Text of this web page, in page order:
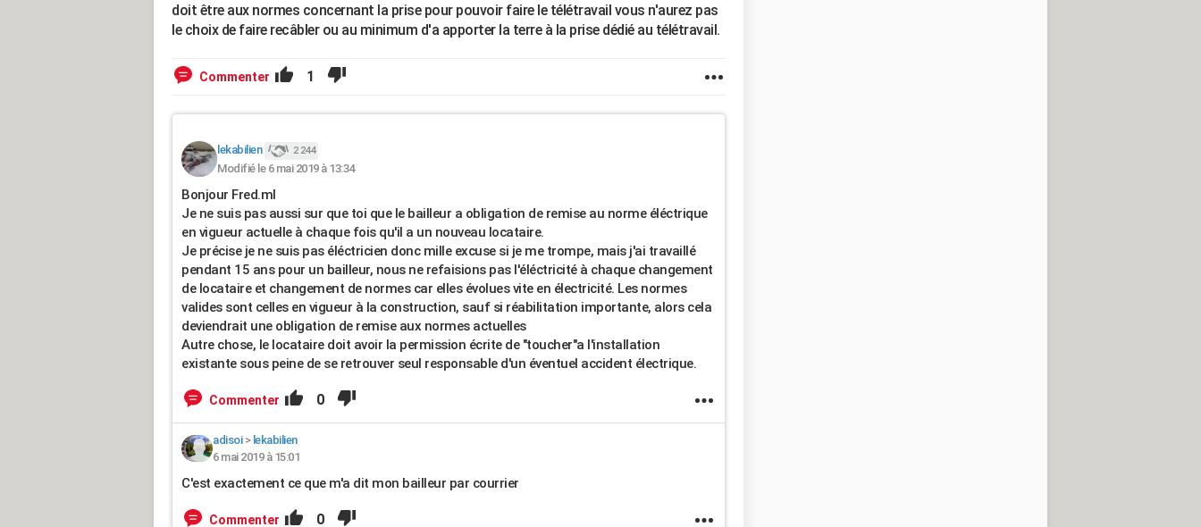
doit être aux normes concernant la prise pour pouvoir faire le télétravail vous n'aurez pas
le choix de faire recâbler ou au minimum d'a apporter la terre à la prise dédié au télétravail.
Commenter 1
lekabilien 2 244
Modifié le 6 mai 2019 à 13:34
Bonjour Fred.ml
Je ne suis pas aussi sur que toi que le bailleur a obligation de remise au norme éléctrique
en vigueur actuelle à chaque fois qu'il a un nouveau locataire.
Je précise je ne suis pas éléctricien donc mille excuse si je me trompe, mais j'ai travaillé
pendant 15 ans pour un bailleur, nous ne refaisions pas l'éléctricité à chaque changement
de locataire et changement de normes car elles évolues vite en électricité. Les normes
valides sont celles en vigueur à la construction, sauf si réabilitation importante, alors cela
deviendrait une obligation de remise aux normes actuelles
Autre chose, le locataire doit avoir la permission écrite de "toucher"a l'installation
existante sous peine de se retrouver seul responsable d'un éventuel accident électrique.
Commenter 0
adisoi> lekabilien
6 mai 2019 à 15:01
C'est exactement ce que m'a dit mon bailleur par courrier
Commenter 0